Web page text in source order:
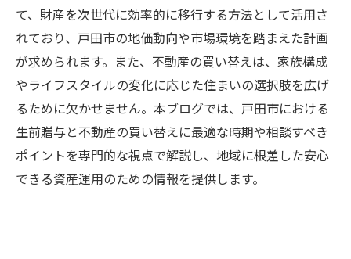
て、財産を次世代に効率的に移行する方法として活用さ
れており、戸田市の地価動向や市場環境を踏まえた計画
が求められます。また、不動産の買い替えは、家族構成
やライフスタイルの変化に応じた住まいの選択肢を広げ
るために欠かせません。本ブログでは、戸田市における
生前贈与と不動産の買い替えに最適な時期や相談すべき
ポイントを専門的な視点で解説し、地域に根差した安心
できる資産運用のための情報を提供します。